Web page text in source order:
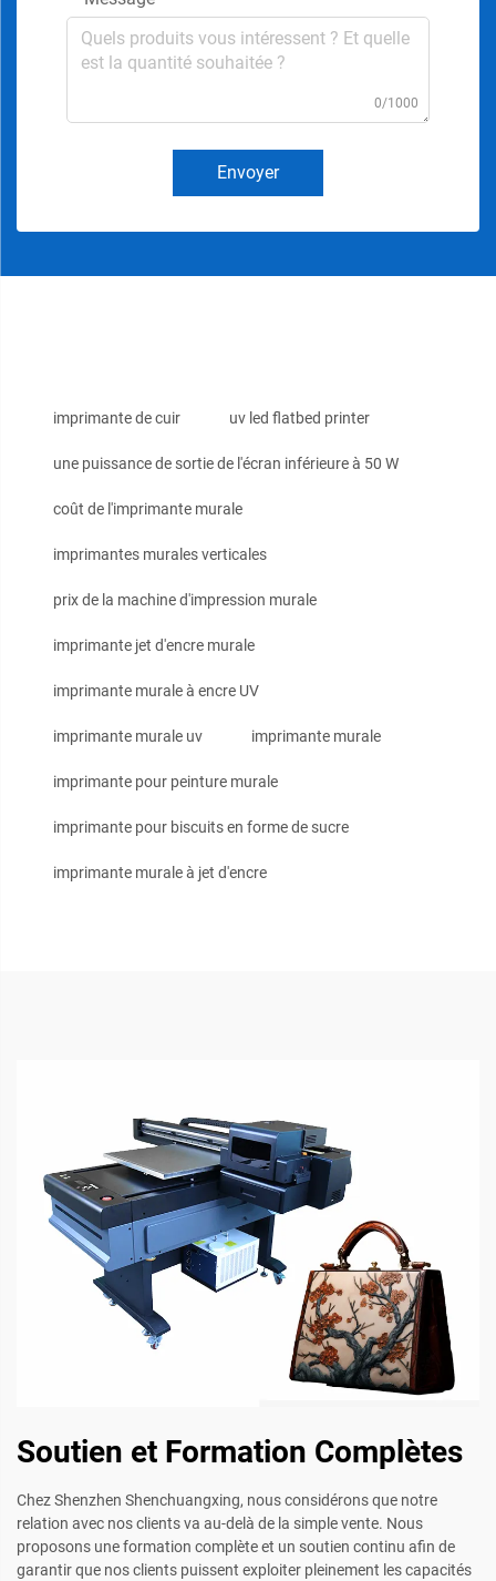
0/1000
Envoyer
imprimante de cuir uv led flatbed printer
une puissance de sortie de l'écran inférieure à 50 W
coût de l'imprimante murale
imprimantes murales verticales
prix de la machine d'impression murale
imprimante jet d'encre murale
imprimante murale à encre UV
imprimante murale uv imprimante murale
imprimante pour peinture murale
imprimante pour biscuits en forme de sucre
imprimante murale à jet d'encre
Soutien et Formation Complètes
Chez Shenzhen Shenchuangxing, nous considérons que notre
relation avec nos clients va au-delà de la simple vente. Nous
proposons une formation complète et un soutien continu afin de
garantir que nos clients puissent exploiter pleinement les capacités